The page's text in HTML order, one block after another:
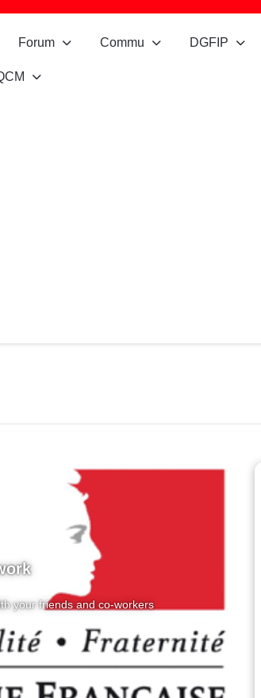
Forum Commu DGFIP
your friends and co-workers